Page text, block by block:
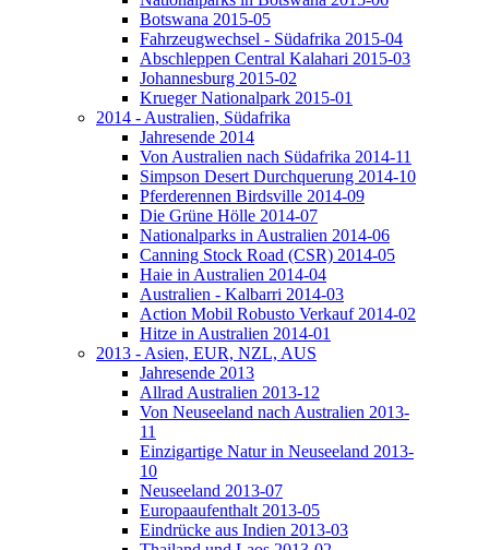
Botswana 2015-05
Fahrzeugwechsel - Südafrika 2015-04
Abschleppen Central Kalahari 2015-03
Johannesburg 2015-02
Krueger Nationalpark 2015-01
2014 - Australien, Südafrika
Jahresende 2014
Von Australien nach Südafrika 2014-11
Simpson Desert Durchquerung 2014-10
Pferderennen Birdsville 2014-09
Die Grüne Hölle 2014-07
Nationalparks in Australien 2014-06
Canning Stock Road (CSR) 2014-05
Haie in Australien 2014-04
Australien - Kalbarri 2014-03
Action Mobil Robusto Verkauf 2014-02
Hitze in Australien 2014-01
2013 - Asien, EUR, NZL, AUS
Jahresende 2013
Allrad Australien 2013-12
Von Neuseeland nach Australien 2013-
11
Einzigartige Natur in Neuseeland 2013-
10
Neuseeland 2013-07
Europaaufenthalt 2013-05
Eindrücke aus Indien 2013-03